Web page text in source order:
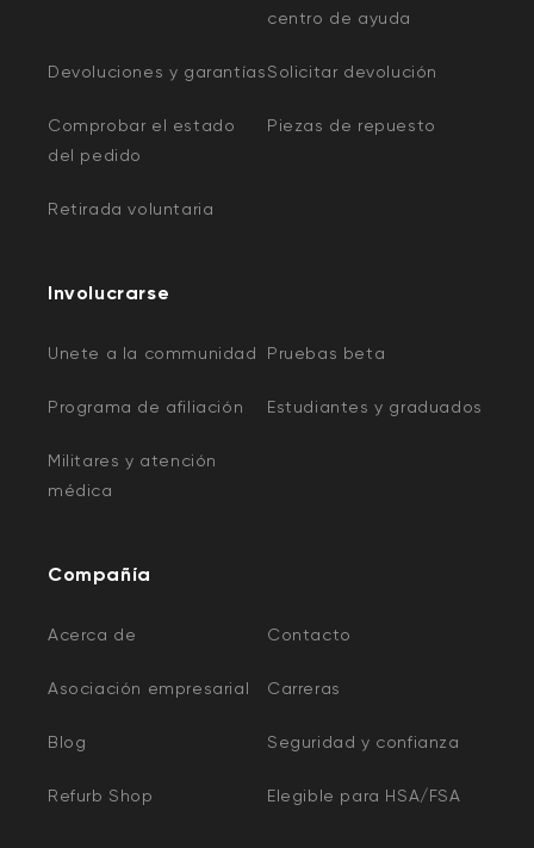
centro de ayuda
Devoluciones y garantíasSolicitar devolución
Comprobar el estado
del pedido
Piezas de repuesto
Retirada voluntaria
Involucrarse
Unete a la communidad Pruebas beta
Programa de afiliación Estudiantes y graduados
Militares y atención
médica
Compañía
Acerca de Contacto
Asociación empresarial Carreras
Blog Seguridad y confianza
Refurb Shop Elegible para HSA/FSA